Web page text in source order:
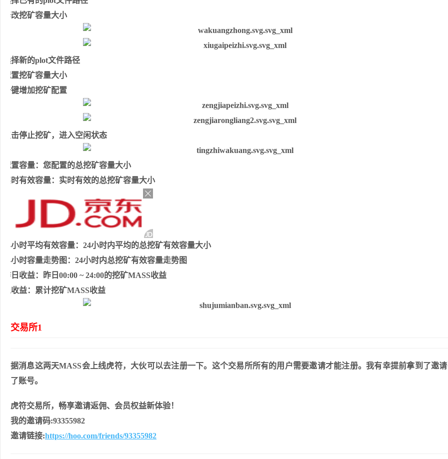
修改挖矿容量大小
选择新的plot文件路径
配置挖矿容量大小
一键增加挖矿配置
点击停止挖矿，进入空闲状态
配置容量： 您配置的总挖矿容量大小
实时有效容量： 实时有效的总挖矿容量大小
24小时平均有效容量： 24小时内平均的总挖矿有效容量大小
24小时容量走势图： 24小时内总挖矿有效容量走势图
昨日收益：
昨日00:00 ~ 24:00的挖矿MASS收益
总收益： 累计挖矿MASS收益
交易所1
据消息这两天MASS会上线虎符，大伙可以去注册一下。这个交易所所有的用户需要邀请才能注册。我有幸提前拿到了邀
了账号。
虎符交易所，畅享邀请返佣、会员权益新体验！
我的邀请码:93355982
邀请链接:https://hoo.com/friends/93355982